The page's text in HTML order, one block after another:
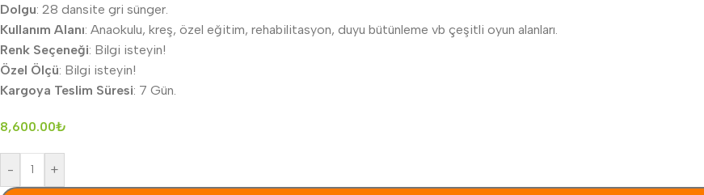
Dolgu: 28 dansite gri sünger.
Kullanım Alanı: Anaokulu, kreş, özel eğitim, rehabilitasyon, duyu bütünleme vb çeşitli oyun alanları.
Renk Seçeneği: Bilgi isteyin!
Özel Ölçü: Bilgi isteyin!
Kargoya Teslim Süresi: 7 Gün.
8,600.00₺
- +